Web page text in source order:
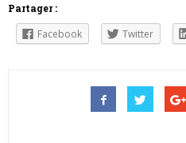
Partager :
Facebook Twitter